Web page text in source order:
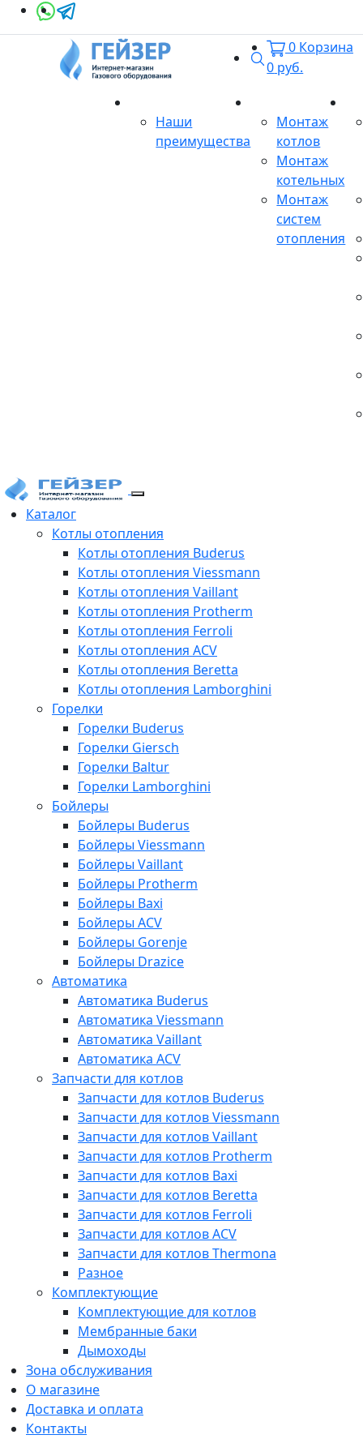
Поиск
0 Корзина
0 руб.
Наши
преимущества
Монтаж
котлов
Монтаж
котельных
Монтаж
систем
отопления
Каталог
Котлы отопления
Котлы отопления Buderus
Котлы отопления Viessmann
Котлы отопления Vaillant
Котлы отопления Protherm
Котлы отопления Ferroli
Котлы отопления ACV
Котлы отопления Beretta
Котлы отопления Lamborghini
Горелки
Горелки Buderus
Горелки Giersch
Горелки Baltur
Горелки Lamborghini
Бойлеры
Бойлеры Buderus
Бойлеры Viessmann
Бойлеры Vaillant
Бойлеры Protherm
Бойлеры Baxi
Бойлеры ACV
Бойлеры Gorenje
Бойлеры Drazice
Автоматика
Автоматика Buderus
Автоматика Viessmann
Автоматика Vaillant
Автоматика ACV
Запчасти для котлов
Запчасти для котлов Buderus
Запчасти для котлов Viessmann
Запчасти для котлов Vaillant
Запчасти для котлов Protherm
Запчасти для котлов Baxi
Запчасти для котлов Beretta
Запчасти для котлов Ferroli
Запчасти для котлов ACV
Запчасти для котлов Thermona
Разное
Комплектующие
Комплектующие для котлов
Мембранные баки
Дымоходы
Зона обслуживания
О магазине
Доставка и оплата
Контакты